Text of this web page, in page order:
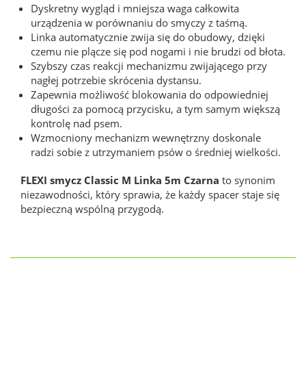
Dyskretny wygląd i mniejsza waga całkowita
urządzenia w porównaniu do smyczy z taśmą.
Linka automatycznie zwija się do obudowy, dzięki
czemu nie plącze się pod nogami i nie brudzi od błota.
Szybszy czas reakcji mechanizmu zwijającego przy
nagłej potrzebie skrócenia dystansu.
Zapewnia możliwość blokowania do odpowiedniej
długości za pomocą przycisku, a tym samym większą
kontrolę nad psem.
Wzmocniony mechanizm wewnętrzny doskonale
radzi sobie z utrzymaniem psów o średniej wielkości.
FLEXI smycz Classic M Linka 5m Czarna to synonim
niezawodności, który sprawia, że każdy spacer staje się
bezpieczną wspólną przygodą.